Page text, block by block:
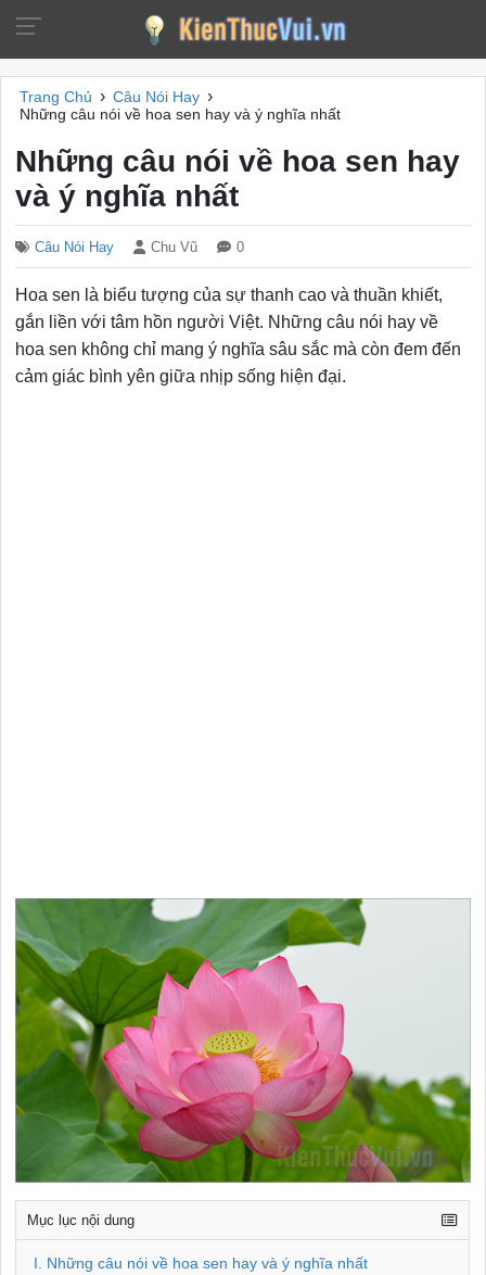
Trang Chủ › Câu Nói Hay ›
Những câu nói về hoa sen hay và ý nghĩa nhất
Những câu nói về hoa sen hay
và ý nghĩa nhất
Câu Nói Hay Chu Vũ 0
Hoa sen là biểu tượng của sự thanh cao và thuần khiết,
gắn liền với tâm hồn người Việt. Những câu nói hay về
hoa sen không chỉ mang ý nghĩa sâu sắc mà còn đem đến
cảm giác bình yên giữa nhịp sống hiện đại.
Mục lục nội dung
I. Những câu nói về hoa sen hay và ý nghĩa nhất